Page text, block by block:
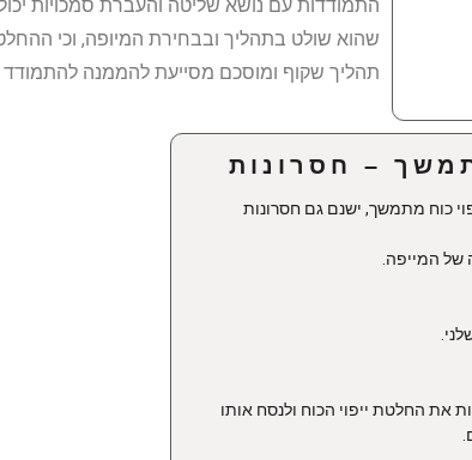
התמודדות עם נושא שליטה והעברת סמכויות
שהוא שולט בתהליך ובבחירת המיופה, וכי
תהליך שקוף ומוסכם מסייעת להממנה להתמודד
– חסרונות
כוח מתמשך, ישנם גם חסרונות
של המייפה.
את החלטת ייפוי הכוח ולנסח אותו